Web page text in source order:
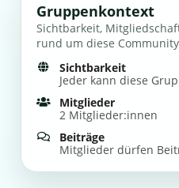
Gruppenkontext
Sichtbarkeit,
rund um diese
Sichtbarkeit
Jeder kann diese
Mitglieder
2 Mitglieder:innen
Beiträge
Mitglieder dürfen